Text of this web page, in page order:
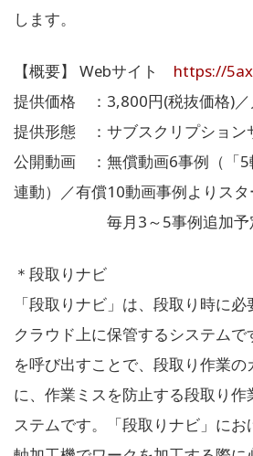
します。
【概要】 Webサイト https://
提供価格 ：3,800円(税抜価格)／
提供形態 ：サブスクリプション
公開動画 ：無償動画6事例（「5
連動）／有償10動画事例よりスタ
毎月3～5事例追加予
＊段取りナビ
「段取りナビ」は、段取り時に
クラウド上に保管するシステムで
を呼び出すことで、段取り作業
に、作業ミスを防止する段取り
ステムです。「段取りナビ」にお